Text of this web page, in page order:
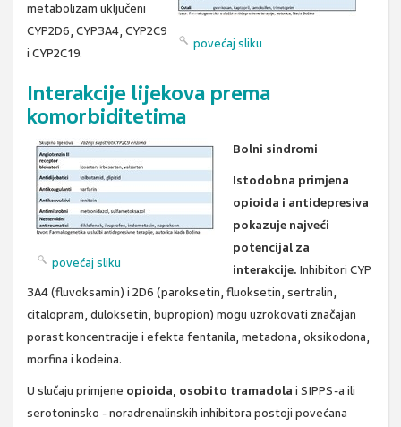
povećaj sliku
metabolizam uključeni
CYP2D6, CYP3A4, CYP2C9
i CYP2C19.
Interakcije lijekova prema
komorbiditetima
povećaj sliku
Bolni sindromi
Istodobna primjena
opioida i antidepresiva
pokazuje najveći
potencijal za
interakcije. Inhibitori CYP
3A4 (fluvoksamin) i 2D6 (paroksetin, fluoksetin, sertralin,
citalopram, duloksetin, bupropion) mogu uzrokovati značajan
porast koncentracije i efekta fentanila, metadona, oksikodona,
morfina i kodeina.
U slučaju primjene opioida, osobito tramadola i SIPPS-a ili
serotoninsko - noradrenalinskih inhibitora postoji povećana